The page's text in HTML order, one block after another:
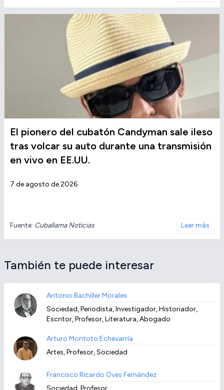
El pionero del cubatón Candyman sale ileso
tras volcar su auto durante una transmisión
en vivo en EE.UU.
7 de agosto de 2026
Fuente: Cuballama Noticias Leer más
También te puede interesar
Antonio Bachiller Morales
Sociedad, Periodista, Investigador, Historiador,
Escritor, Profesor, Literatura, Abogado
Arturo Montoto Echevarría
Artes, Profesor, Sociedad
Francisco Ricardo Oves Fernández
Sociedad, Profesor